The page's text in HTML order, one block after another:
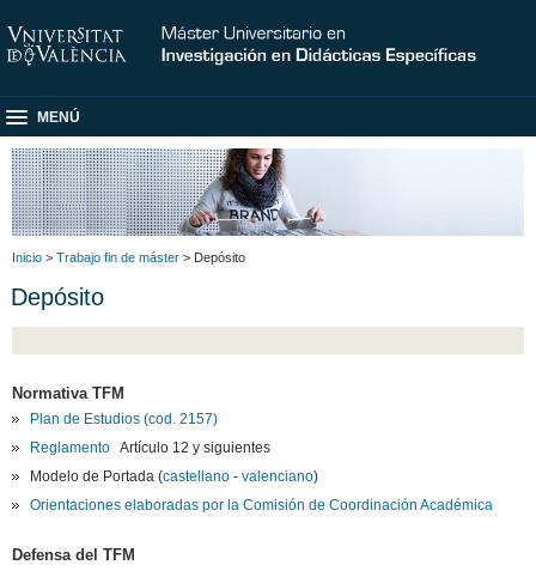
MENÚ
Inicio > Trabajo fin de máster > Depósito
Depósito
Normativa TFM
Plan de Estudios (cod. 2157)
Reglamento Artículo 12 y siguientes
Modelo de Portada (castellano -valenciano)
Orientaciones elaboradas por la Comisión de Coordinación Académica
Defensa del TFM